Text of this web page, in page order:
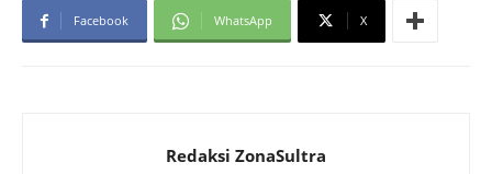
Facebook WhatsApp X
Redaksi ZonaSultra